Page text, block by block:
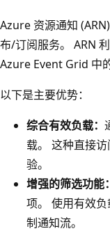
Azure 资源通知
布/订阅服务。 ARN
Azure Event Grid 中
以下是主要优势：
综合有效负载：
载。 这种直接
验。
增强的筛选功能：
项。 使用有效
制通知流。